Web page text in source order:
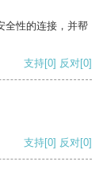
全性的连接，并帮
支持[0] 反对[0]
支持[0] 反对[0]